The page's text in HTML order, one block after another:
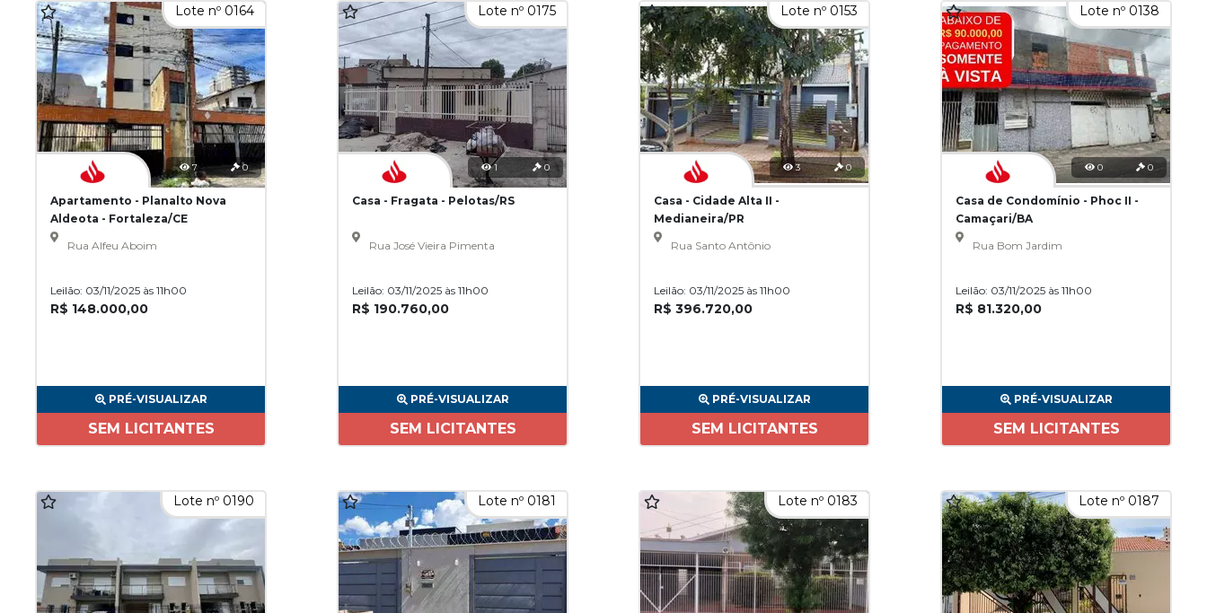
Lote nº 0164
7 0
Apartamento - Planalto Nova
Aldeota - Fortaleza/CE
Rua Alfeu Aboim
Leilão: 03/11/2025 às 11h00
R$ 148.000,00
PRÉ-VISUALIZAR
SEM LICITANTES
Lote nº 0175
1 0
Casa - Fragata - Pelotas/RS
Rua José Vieira Pimenta
Leilão: 03/11/2025 às 11h00
R$ 190.760,00
PRÉ-VISUALIZAR
SEM LICITANTES
Lote nº 0153
3 0
Casa - Cidade Alta II -
Medianeira/PR
Rua Santo Antônio
Leilão: 03/11/2025 às 11h00
R$ 396.720,00
PRÉ-VISUALIZAR
SEM LICITANTES
Lote nº 0138
0 0
Casa de Condomínio - Phoc II -
Camaçari/BA
Rua Bom Jardim
Leilão: 03/11/2025 às 11h00
R$ 81.320,00
PRÉ-VISUALIZAR
SEM LICITANTES
Lote nº 0190 Lote nº 0181 Lote nº 0183 Lote nº 0187